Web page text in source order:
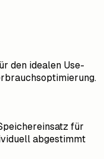
den idealen Use-
für
abgestimmt